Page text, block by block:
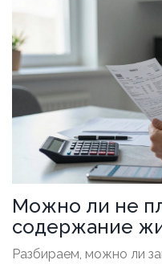
Можно ли не
содержание
законные
Разбираем, можно ли